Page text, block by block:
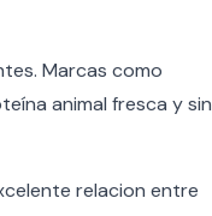
Marcas como
animal fresca y sin
relacion entre